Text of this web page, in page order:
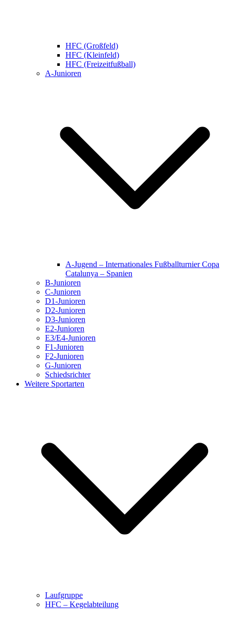
HFC (Großfeld)
HFC (Kleinfeld)
HFC (Freizeitfußball)
A-Junioren
A-Jugend – Internationales Fußballturnier Copa
Catalunya – Spanien
B-Junioren
C-Junioren
D1-Junioren
D2-Junioren
D3-Junioren
E2-Junioren
E3/E4-Junioren
F1-Junioren
F2-Junioren
G-Junioren
Schiedsrichter
Weitere Sportarten
Laufgruppe
HFC – Kegelabteilung